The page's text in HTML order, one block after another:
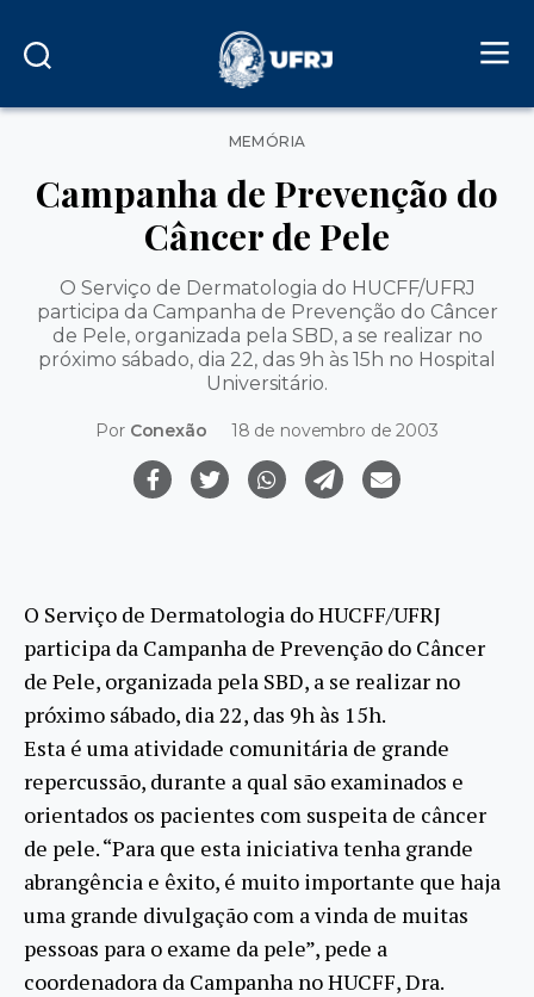
Categorias
MEMÓRIA
Campanha de Prevenção do
Câncer de Pele
O Serviço de Dermatologia do HUCFF/UFRJ
participa da Campanha de Prevenção do Câncer
de Pele, organizada pela SBD, a se realizar no
próximo sábado, dia 22, das 9h às 15h no Hospital
Universitário.
Por Conexão 18 de novembro de 2003
O Serviço de Dermatologia do HUCFF/UFRJ
participa da Campanha de Prevenção do Câncer
de Pele, organizada pela SBD, a se realizar no
próximo sábado, dia 22, das 9h às 15h.
Esta é uma atividade comunitária de grande
repercussão, durante a qual são examinados e
orientados os pacientes com suspeita de câncer
de pele. “Para que esta iniciativa tenha grande
abrangência e êxito, é muito importante que haja
uma grande divulgação com a vinda de muitas
pessoas para o exame da pele”, pede a
coordenadora da Campanha no HUCFF, Dra.